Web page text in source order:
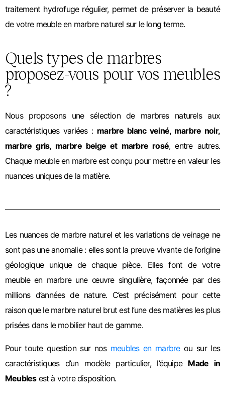
traitement hydrofuge régulier, permet de préserver la beauté
de votre meuble en marbre naturel sur le long terme.
Quels types de marbres
proposez-vous pour vos meubles
?
Nous proposons une sélection de marbres naturels aux
caractéristiques variées : marbre blanc veiné, marbre noir,
marbre gris, marbre beige et marbre rosé, entre autres.
Chaque meuble en marbre est conçu pour mettre en valeur les
nuances uniques de la matière.
Les nuances de marbre naturel et les variations de veinage ne
sont pas une anomalie : elles sont la preuve vivante de l’origine
géologique unique de chaque pièce. Elles font de votre
meuble en marbre une œuvre singulière, façonnée par des
millions d’années de nature. C’est précisément pour cette
raison que le marbre naturel brut est l’une des matières les plus
prisées dans le mobilier haut de gamme.
Pour toute question sur nos meubles en marbreou sur les
caractéristiques d’un modèle particulier, l’équipe Made in
Meublesest à votre disposition.